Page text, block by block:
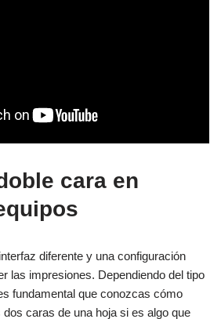
cara en
diferente y una configuración
las impresiones. Dependiendo del tipo
fundamental que conozcas cómo
caras de una hoja si es algo que